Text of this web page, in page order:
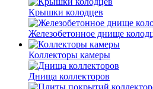
Крышки колодцев
Железобетонное днище
Коллекторы камеры
Днища коллекторов